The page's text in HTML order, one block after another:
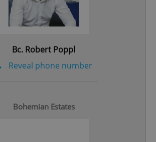
Bc. Robert Poppl
Reveal phone number
Bohemian Estates